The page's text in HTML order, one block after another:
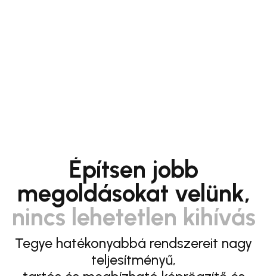
Építsen jobb
megoldásokat velünk,
nincs lehetetlen kihívás
Tegye hatékonyabbá rendszereit nagy
teljesítményű,